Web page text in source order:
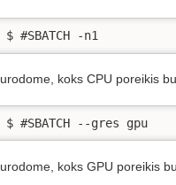
$ #SBATCH -n1
koks CPU poreikis
$ #SBATCH --gres gpu
koks GPU poreikis